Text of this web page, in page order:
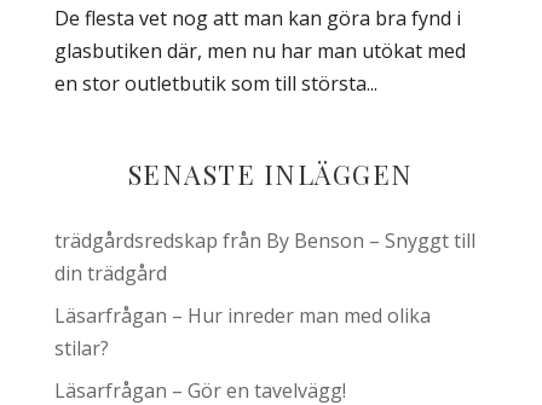
De flesta vet nog att man kan göra bra fynd i
glasbutiken där, men nu har man utökat med
en stor outletbutik som till största...
SENASTE INLÄGGEN
trädgårdsredskap från By Benson – Snyggt till
din trädgård
Läsarfrågan – Hur inreder man med olika
stilar?
Läsarfrågan – Gör en tavelvägg!